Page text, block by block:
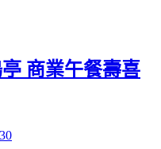
商業午餐壽喜
30